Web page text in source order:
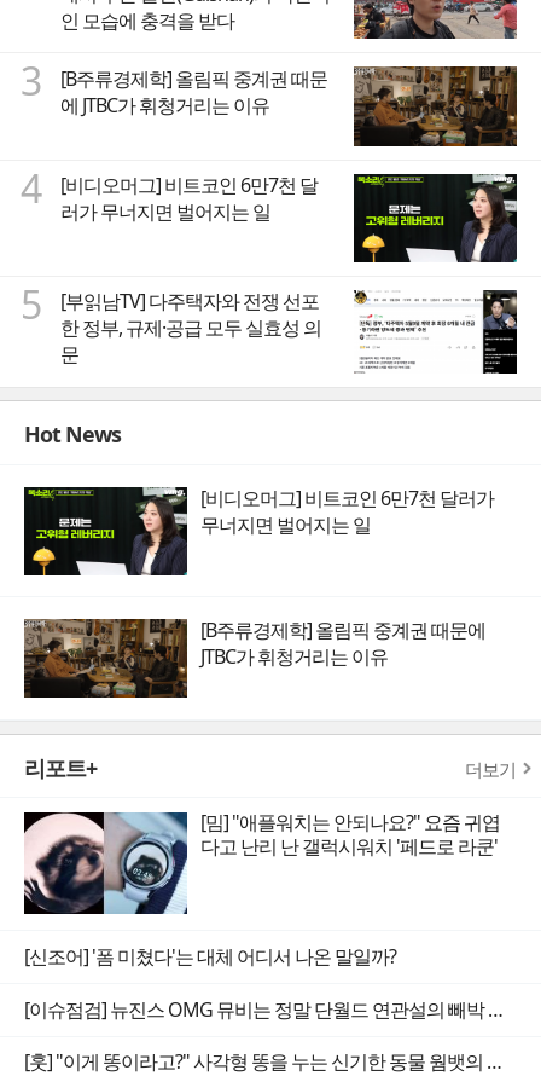
인 모습에 충격을 받다
3
[B주류경제학] 올림픽 중계권 때문
에 JTBC가 휘청거리는 이유
4
[비디오머그] 비트코인 6만7천 달
러가 무너지면 벌어지는 일
5
[부읽남TV] 다주택자와 전쟁 선포
한 정부, 규제·공급 모두 실효성 의
문
Hot News
[비디오머그] 비트코인 6만7천 달러가
무너지면 벌어지는 일
[B주류경제학] 올림픽 중계권 때문에
JTBC가 휘청거리는 이유
리포트+ 더보기
[밈] "애플워치는 안되나요?" 요즘 귀엽
다고 난리 난 갤럭시워치 '페드로 라쿤'
[신조어] '폼 미쳤다'는 대체 어디서 나온 말일까?
[이슈점검] 뉴진스 OMG 뮤비는 정말 단월드 연관설의 빼박 증거일까
[훗] "이게 똥이라고?" 사각형 똥을 누는 신기한 동물 웜뱃의 비밀